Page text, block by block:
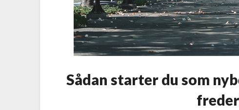
Sådan starter du som